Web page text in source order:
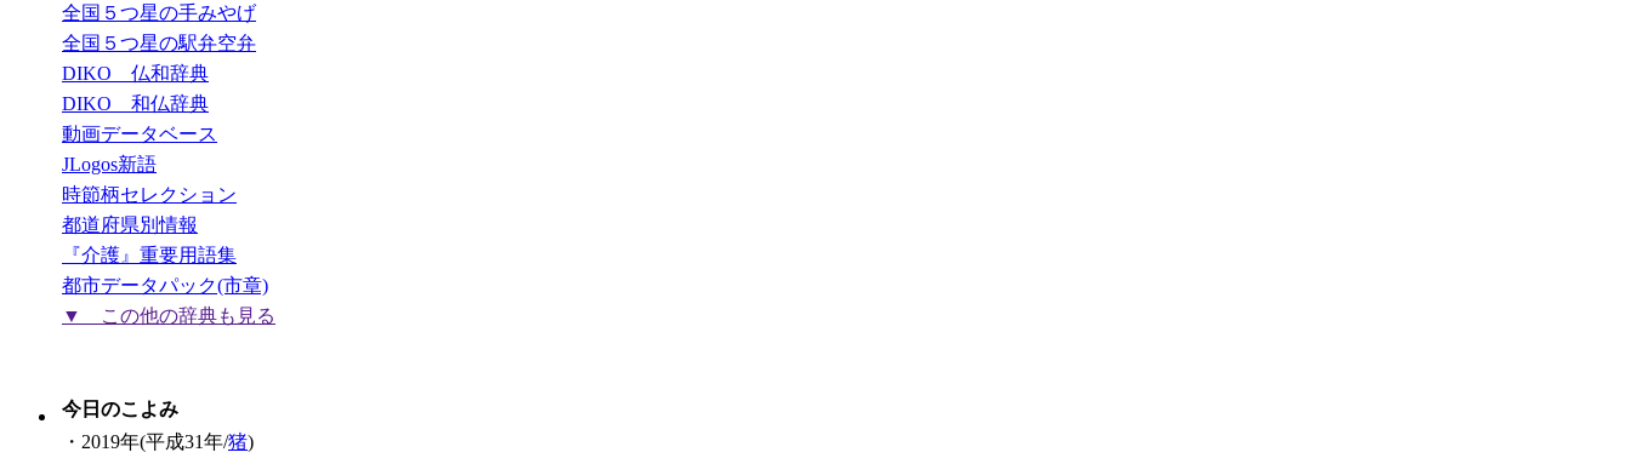
全国５つ星の手みやげ
全国５つ星の駅弁空弁
DIKO 仏和辞典
DIKO 和仏辞典
動画データベース
JLogos新語
時節柄セレクション
都道府県別情報
『介護』重要用語集
都市データパック(市章)
▼ この他の辞典も見る
今日のこよみ
・2019年(平成31年/猪)